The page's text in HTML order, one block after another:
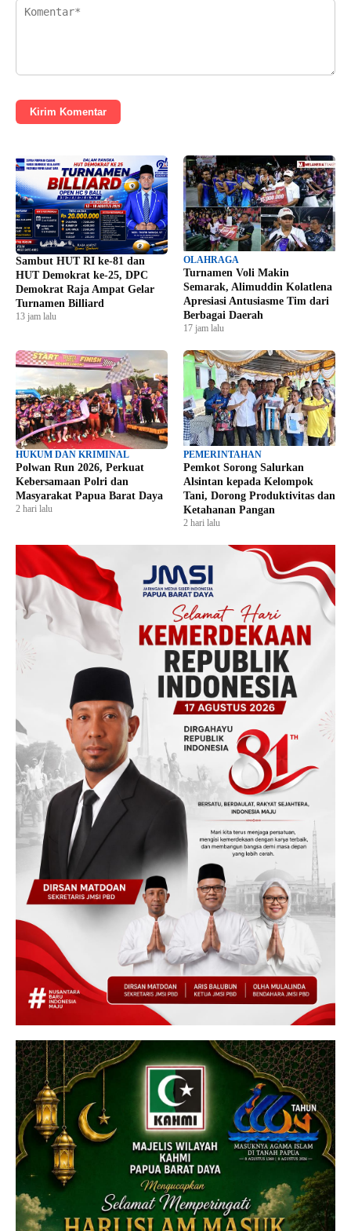
Kirim Komentar
Sambut HUT RI ke-81 dan
HUT Demokrat ke-25, DPC
Demokrat Raja Ampat Gelar
Turnamen Billiard
13 jam lalu
OLAHRAGA
Turnamen Voli Makin
Semarak, Alimuddin Kolatlena
Apresiasi Antusiasme Tim dari
Berbagai Daerah
17 jam lalu
HUKUM DAN KRIMINAL
Polwan Run 2026, Perkuat
Kebersamaan Polri dan
Masyarakat Papua Barat Daya
2 hari lalu
PEMERINTAHAN
Pemkot Sorong Salurkan
Alsintan kepada Kelompok
Tani, Dorong Produktivitas dan
Ketahanan Pangan
2 hari lalu